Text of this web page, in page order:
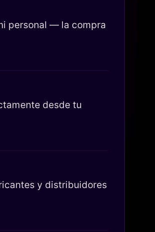
personal — la compra
desde tu
y distribuidores